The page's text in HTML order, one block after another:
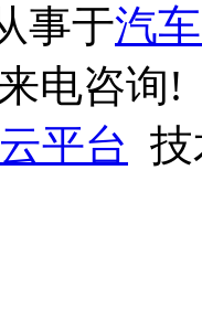
事于汽
电咨询!
平台